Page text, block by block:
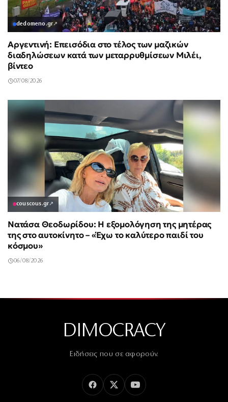
dedomeno.gr↗
Αργεντινή: Επεισόδια στο τέλος των μαζικών
διαδηλώσεων κατά των μεταρρυθμίσεων Μιλέι,
βίντεο
07/08/2026
couscous.gr↗
Νατάσα Θεοδωρίδου: Η εξομολόγηση της μητέρας
της στο αυτοκίνητο – «Έχω το καλύτερο παιδί του
κόσμου»
06/08/2026
DIMOCRACY
Ειδήσεις που σε αφορούν.